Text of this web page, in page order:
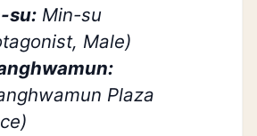
su: Min-su
Male)
Plaza